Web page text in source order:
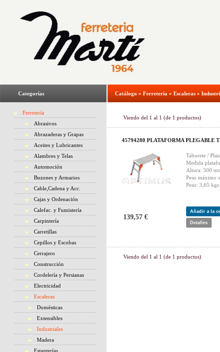
Categorías
Ferretería
Abrasivos
Abrazaderas y Grapas
Aceites y Lubricantes
Alambres y Telas
Automoción
Buzones y Armarios
Cable,Cadena y Acc.
Cajas y Ordenación
Calefac. y Fumistería
Carpintería
Carretillas
Cepillos y Escobas
Cerrajero
Construcción
Cordelería y Persianas
Electricidad
Escaleras
Domésticas
Extensibles
Industriales
Madera
Estanterías
Catálogo » Ferretería » Escaleras »
Viendo del 1 al 1 (de 1 productos)
45794280 PLATAFORMA PLEGABLE
Taburete /
Medida
Altura: 500
Peso máximo
Peso: 3,65 kgs
139,57 €
Añadir a la
Detalles
Viendo del 1 al 1 (de 1 productos)